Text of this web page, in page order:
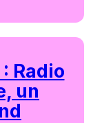
Radio
un